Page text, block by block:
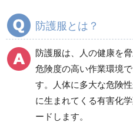
商品カテゴリ一覧
耐熱保護衣
化学防護服
防護服とは？
防護服は、人の健康を
危険度の高い作業環境
す。人体に多大な危険
に生まれてくる有害化
ードします。